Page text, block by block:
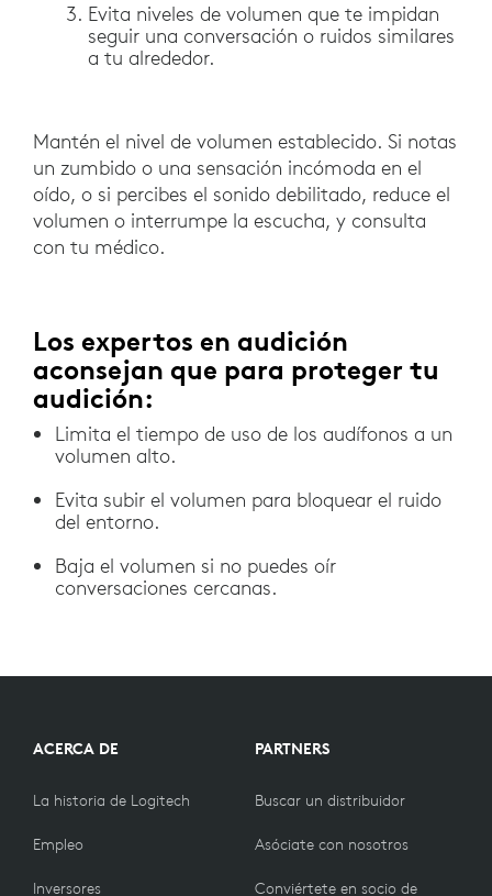
Evita niveles de volumen que te impidan
seguir una conversación o ruidos similares
a tu alrededor.
Mantén el nivel de volumen establecido. Si notas
un zumbido o una sensación incómoda en el
oído, o si percibes el sonido debilitado, reduce el
volumen o interrumpe la escucha, y consulta
con tu médico.
Los expertos en audición
aconsejan que para proteger tu
audición:
Limita el tiempo de uso de los audífonos a un
volumen alto.
Evita subir el volumen para bloquear el ruido
del entorno.
Baja el volumen si no puedes oír
conversaciones cercanas.
ACERCA DE
La historia de Logitech
Empleo
Inversores
PARTNERS
Buscar un distribuidor
Asóciate con nosotros
Conviértete en socio de